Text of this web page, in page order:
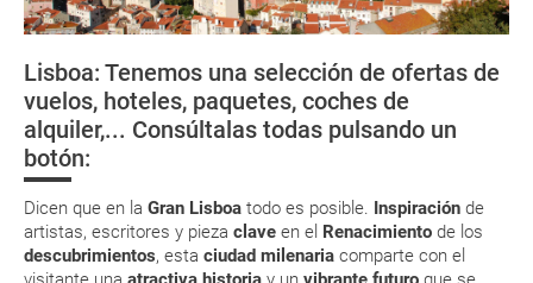
Lisboa: Tenemos una selección de ofertas de
vuelos, hoteles, paquetes, coches de
alquiler,... Consúltalas todas pulsando un
botón:
Dicen que en la Gran Lisboa todo es posible. Inspiración de
artistas, escritores y pieza clave en el Renacimiento de los
descubrimientos, esta ciudad milenaria comparte con el
Rumbo al centro
de la ciudad
Torre de Belém
Conocer los
Quinta
¡A bordo del famoso tranvía 28!
¿Cómo llegar?
¿Dónde alojarse?
Respecto a las tarjetas de embarque, casi todas las compañías aéreas
tienen ya todos sus billetes electrónicos por lo que podrás obtenerlas
in por su web.
Eso sí, deberás estar atento si viajas con una compañía low cost, debido
a que muchas de ellas exigen la presentación de la tarjeta de embarque
(que deberás realizar a través de su web) para que no te carguen un
suplemento extra en el mismo aeropuerto.
En caso de tener que enviarte la documentación de un paquete
vacacional (Caribe, circuitos, tours...) te enviaremos la documentación
de tu reserva alrededor de 10 días antes de salida, la cual deberás
imprimir y llevar contigo en el viaje.